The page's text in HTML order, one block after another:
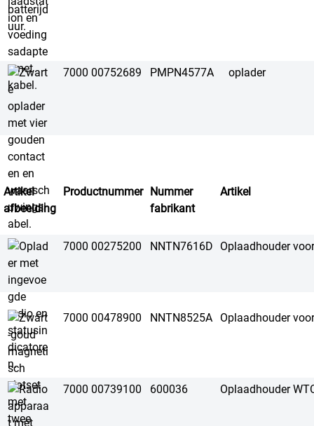
7000 00752689 PMPN4577A oplader
Artikel
afbeelding
Productnummer Nummer
fabrikant
Artikel
7000 00275200 NNTN7616D Oplaadhouder
7000 00478900 NNTN8525A Oplaadhouder
7000 00739100 600036 Oplaadhouder